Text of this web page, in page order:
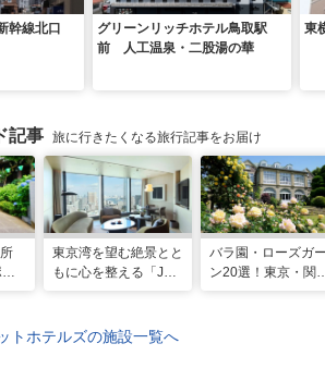
幹線北口
グリーンリッチホテル鳥取駅
前 人工温泉・二股湯の華
東
記事 旅に行きたくなる旅行記事をお届け
東京湾を望む絶景とと
もに心を整える「JW
な滞在
バラ園・ローズガ
ン20選！東京・関
トホテルズの施設一覧へ